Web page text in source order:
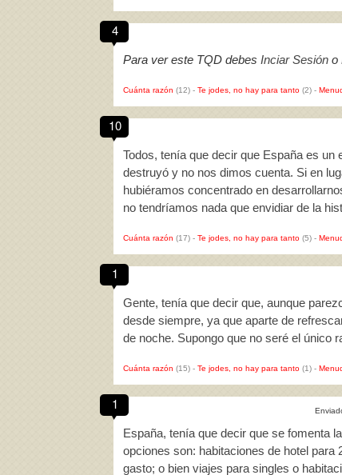
4
Para ver este TQD debes Inciar Sesión o
Cuánta razón (12) - Te jodes, no hay para tanto (2) -
10
Todos, tenía que decir que España es
destruyó y no nos dimos cuenta. Si en
hubiéramos concentrado en
no tendríamos nada que envidiar de la
Cuánta razón (17) - Te jodes, no hay para tanto (5) -
1
Gente, tenía que decir que, aunque
desde siempre, ya que aparte de
de noche. Supongo que no seré el único
Cuánta razón (15) - Te jodes, no hay para tanto (1) -
1
España, tenía que decir que se fomenta
opciones son: habitaciones de hotel
gasto; o bien viajes para singles o